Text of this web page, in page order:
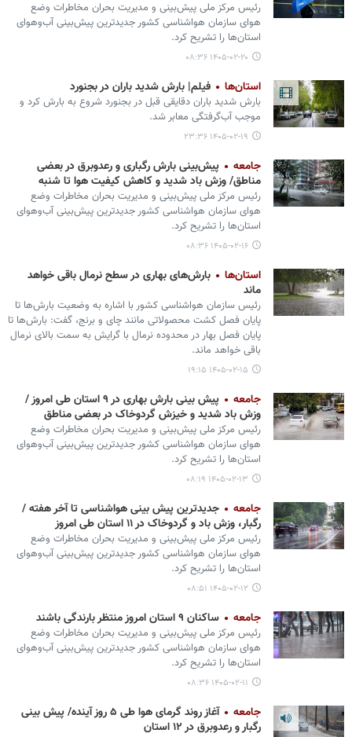
رئیس مرکز ملی پیش‌بینی و مدیریت بحران مخاطرات وضع
هوای سازمان هواشناسی کشور جدیدترین پیش‌بینی آب‌وهوای
استان‌ها را تشریح کرد.
۱۴۰۵-۰۲-۲۰ ۰۸:۳۶
استان‌ها فیلم| بارش شدید باران در بجنورد
بارش شدید باران دقایقی قبل در بجنورد شروع به بارش کرد و
موجب آب‌گرفتگی معابر شد.
۱۴۰۵-۰۲-۱۹ ۲۳:۳۶
جامعه
پیش‌بینی بارش رگباری و رعدوبرق در بعضی
مناطق/ وزش باد شدید و کاهش کیفیت هوا تا شنبه
رئیس مرکز ملی پیش‌بینی و مدیریت بحران مخاطرات وضع
هوای سازمان هواشناسی کشور جدیدترین پیش‌بینی آب‌وهوای
استان‌ها را تشریح کرد.
۱۴۰۵-۰۲-۱۶ ۰۸:۳۶
استان‌ها
بارش‌های بهاری در سطح نرمال باقی خواهد
ماند
رئیس سازمان هواشناسی کشور با اشاره به وضعیت بارش‌ها تا
پایان فصل کشت محصولاتی مانند چای و برنج، گفت: بارش‌ها تا
پایان فصل بهار در محدوده نرمال با گرایش به سمت بالای نرمال
باقی خواهد ماند.
۱۴۰۵-۰۲-۱۵ ۱۹:۱۵
جامعه
پیش بینی بارش بهاری در ۹ استان طی امروز /
وزش باد شدید و خیزش گردوخاک در بعضی مناطق
رئیس مرکز ملی پیش‌بینی و مدیریت بحران مخاطرات وضع
هوای سازمان هواشناسی کشور جدیدترین پیش‌بینی آب‌وهوای
استان‌ها را تشریح کرد.
۱۴۰۵-۰۲-۱۳ ۰۸:۱۹
جامعه
جدیدترین پیش بینی هواشناسی تا آخر هفته /
رگبار، وزش باد و گردوخاک در ۱۱ استان طی امروز
رئیس مرکز ملی پیش‌بینی و مدیریت بحران مخاطرات وضع
هوای سازمان هواشناسی کشور جدیدترین پیش‌بینی آب‌وهوای
استان‌ها را تشریح کرد.
۱۴۰۵-۰۲-۱۲ ۰۸:۵۱
جامعه ساکنان ۹ استان امروز منتظر بارندگی باشند
رئیس مرکز ملی پیش‌بینی و مدیریت بحران مخاطرات وضع
هوای سازمان هواشناسی کشور جدیدترین پیش‌بینی آب‌وهوای
استان‌ها را تشریح کرد.
۱۴۰۵-۰۲-۱۱ ۰۸:۳۶
جامعه
آغاز روند گرمای هوا طی ۵ روز آینده/ پیش بینی
رگبار و رعدوبرق در ۱۲ استان